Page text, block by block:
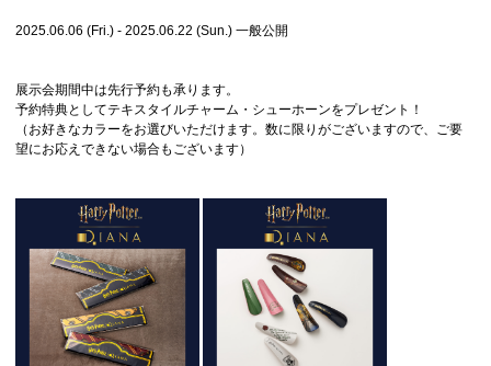
2025.06.06 (Fri.) - 2025.06.22 (Sun.) 一般公開
展示会期間中は先行予約も承ります。
予約特典としてテキスタイルチャーム・シューホーンをプレゼント！
（お好きなカラーをお選びいただけます。数に限りがございますので、ご要
望にお応えできない場合もございます）